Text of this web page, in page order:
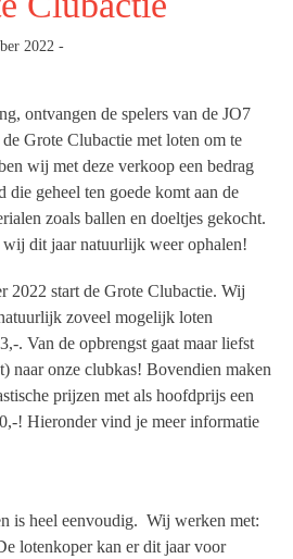
2022
ontvangen de spelers van de JO7
Grote Clubactie met loten om te
wij met deze verkoop een bedrag
die geheel ten goede komt aan de
zoals ballen en doeltjes gekocht.
dit jaar natuurlijk weer ophalen!
2022 start de Grote Clubactie. Wij
zoveel mogelijk loten
. Van de opbrengst gaat maar liefst
naar onze clubkas! Bovendien maken
prijzen met als hoofdprijs een
! Hieronder vind je meer informatie
is heel eenvoudig. Wij werken met:
lotenkoper kan er dit jaar voor